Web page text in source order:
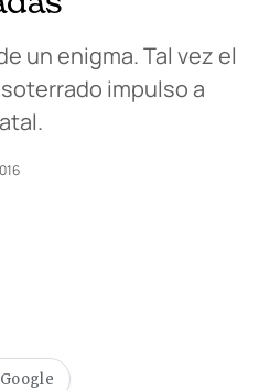
un enigma. Tal vez el
impulso a